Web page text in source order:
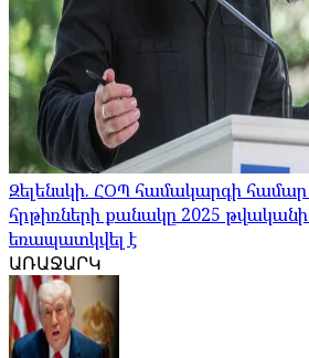
Զելենսկի. ՀՕՊ համակարգի
հրթիռների քանակը 2025
եռապատկվել է
ԱՌԱՋԱՐԿ